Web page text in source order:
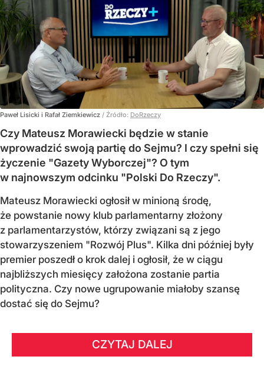
Paweł Lisicki i Rafał Ziemkiewicz / Źródło: DoRzeczy
Czy Mateusz Morawiecki będzie w stanie
wprowadzić swoją partię do Sejmu? I czy spełni się
życzenie "Gazety Wyborczej"? O tym
w najnowszym odcinku "Polski Do Rzeczy".
Mateusz Morawiecki ogłosił w minioną środę,
że powstanie nowy klub parlamentarny złożony
z parlamentarzystów, którzy związani są z jego
stowarzyszeniem "Rozwój Plus". Kilka dni później były
premier poszedł o krok dalej i ogłosił, że w ciągu
najbliższych miesięcy założona zostanie partia
polityczna. Czy nowe ugrupowanie miałoby szansę
dostać się do Sejmu?
CZYTAJ DALEJ